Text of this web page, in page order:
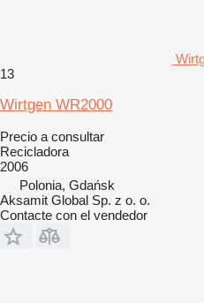
13
Wirtgen WR2000
Precio a consultar
Recicladora
2006
Polonia, Gdańsk
Aksamit Global Sp. z o. o.
Contacte con el vendedor